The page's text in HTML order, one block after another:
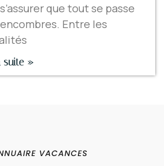
que tout se passe
Entre les
suite »